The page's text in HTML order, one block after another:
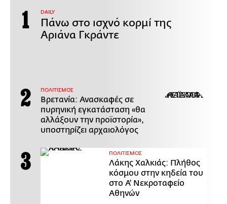
DAILY
Πάνω στο ισχνό κορμί της
Αριάνα Γκράντε
ΠΟΛΙΤΙΣΜΟΣ
Βρετανία: Ανασκαφές σε
πυρηνική εγκατάσταση «θα
αλλάξουν την προϊστορία»,
υποστηρίζει αρχαιολόγος
ΠΟΛΙΤΙΣΜΟΣ
Λάκης Χαλκιάς: Πλήθος
κόσμου στην κηδεία του
στο Α' Νεκροταφείο
Αθηνών